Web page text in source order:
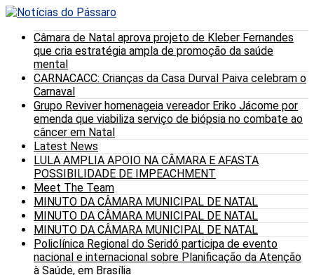
Câmara de Natal aprova projeto de Kleber Fernandes
que cria estratégia ampla de promoção da saúde
mental
CARNACACC: Crianças da Casa Durval Paiva celebram o
Carnaval
Grupo Reviver homenageia vereador Eriko Jácome por
emenda que viabiliza serviço de biópsia no combate ao
câncer em Natal
Latest News
LULA AMPLIA APOIO NA CÂMARA E AFASTA
POSSIBILIDADE DE IMPEACHMENT
Meet The Team
MINUTO DA CÂMARA MUNICIPAL DE NATAL
MINUTO DA CÂMARA MUNICIPAL DE NATAL
MINUTO DA CÂMARA MUNICIPAL DE NATAL
Policlínica Regional do Seridó participa de evento
nacional e internacional sobre Planificação da Atenção
à Saúde, em Brasília